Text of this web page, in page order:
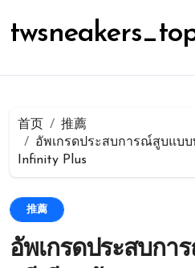
容
首页
推薦
อัพเกรดประสบการณ์สูบแบบ
Infinity Plus
推薦
อัพเกรดประสบกา